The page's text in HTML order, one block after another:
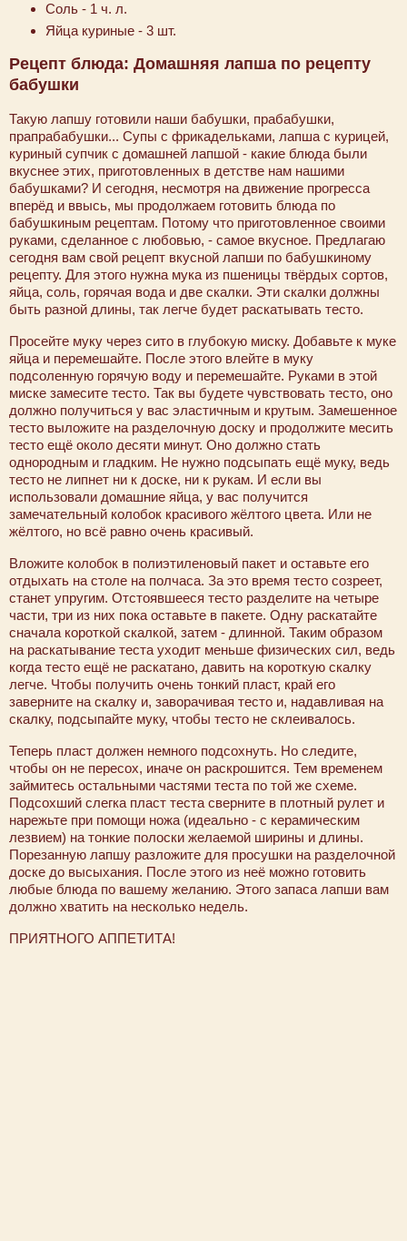
Соль - 1 ч. л.
Яйца куриные - 3 шт.
Рецепт блюда: Домашняя лапша по рецепту
бабушки
Такую лапшу готовили наши бабушки, прабабушки,
прапрабабушки... Супы с фрикадельками, лапша с курицей,
куриный супчик с домашней лапшой - какие блюда были
вкуснее этих, приготовленных в детстве нам нашими
бабушками? И сегодня, несмотря на движение прогресса
вперёд и ввысь, мы продолжаем готовить блюда по
бабушкиным рецептам. Потому что приготовленное своими
руками, сделанное с любовью, - самое вкусное. Предлагаю
сегодня вам свой рецепт вкусной лапши по бабушкиному
рецепту. Для этого нужна мука из пшеницы твёрдых сортов,
яйца, соль, горячая вода и две скалки. Эти скалки должны
быть разной длины, так легче будет раскатывать тесто.
Просейте муку через сито в глубокую миску. Добавьте к муке
яйца и перемешайте. После этого влейте в муку
подсоленную горячую воду и перемешайте. Руками в этой
миске замесите тесто. Так вы будете чувствовать тесто, оно
должно получиться у вас эластичным и крутым. Замешенное
тесто выложите на разделочную доску и продолжите месить
тесто ещё около десяти минут. Оно должно стать
однородным и гладким. Не нужно подсыпать ещё муку, ведь
тесто не липнет ни к доске, ни к рукам. И если вы
использовали домашние яйца, у вас получится
замечательный колобок красивого жёлтого цвета. Или не
жёлтого, но всё равно очень красивый.
Вложите колобок в полиэтиленовый пакет и оставьте его
отдыхать на столе на полчаса. За это время тесто созреет,
станет упругим. Отстоявшееся тесто разделите на четыре
части, три из них пока оставьте в пакете. Одну раскатайте
сначала короткой скалкой, затем - длинной. Таким образом
на раскатывание теста уходит меньше физических сил, ведь
когда тесто ещё не раскатано, давить на короткую скалку
легче. Чтобы получить очень тонкий пласт, край его
заверните на скалку и, заворачивая тесто и, надавливая на
скалку, подсыпайте муку, чтобы тесто не склеивалось.
Теперь пласт должен немного подсохнуть. Но следите,
чтобы он не пересох, иначе он раскрошится. Тем временем
займитесь остальными частями теста по той же схеме.
Подсохший слегка пласт теста сверните в плотный рулет и
нарежьте при помощи ножа (идеально - с керамическим
лезвием) на тонкие полоски желаемой ширины и длины.
Порезанную лапшу разложите для просушки на разделочной
доске до высыхания. После этого из неё можно готовить
любые блюда по вашему желанию. Этого запаса лапши вам
должно хватить на несколько недель.
ПРИЯТНОГО АППЕТИТА!